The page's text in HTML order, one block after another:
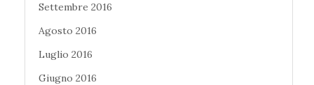
Settembre 2016
Agosto 2016
Luglio 2016
Giugno 2016